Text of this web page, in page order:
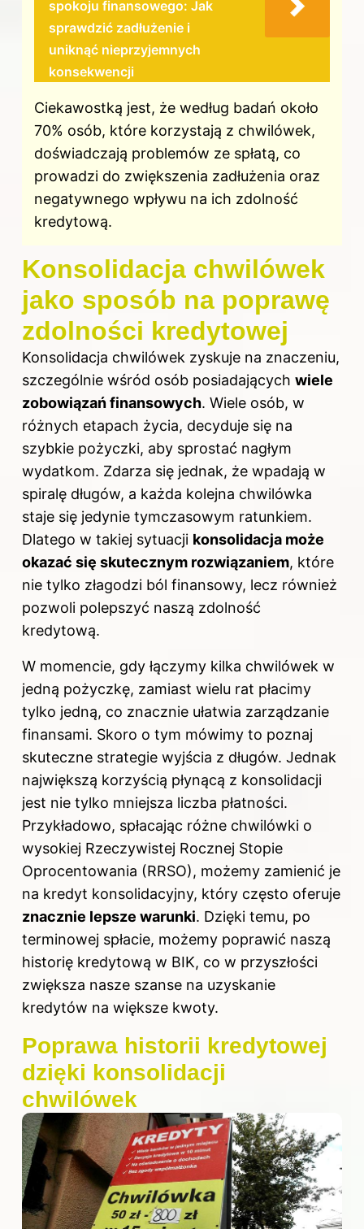
spokoju finansowego: Jak
sprawdzić zadłużenie i
uniknąć nieprzyjemnych
konsekwencji
Ciekawostką jest, że według badań około
70% osób, które korzystają z chwilówek,
doświadczają problemów ze spłatą, co
prowadzi do zwiększenia zadłużenia oraz
negatywnego wpływu na ich zdolność
kredytową.
Konsolidacja chwilówek
jako sposób na poprawę
zdolności kredytowej
Konsolidacja chwilówek zyskuje na znaczeniu,
szczególnie wśród osób posiadających wiele
zobowiązań finansowych. Wiele osób, w
różnych etapach życia, decyduje się na
szybkie pożyczki, aby sprostać nagłym
wydatkom. Zdarza się jednak, że wpadają w
spiralę długów, a każda kolejna chwilówka
staje się jedynie tymczasowym ratunkiem.
Dlatego w takiej sytuacji konsolidacja może
okazać się skutecznym rozwiązaniem, które
nie tylko złagodzi ból finansowy, lecz również
pozwoli polepszyć naszą zdolność
kredytową.
W momencie, gdy łączymy kilka chwilówek w
jedną pożyczkę, zamiast wielu rat płacimy
tylko jedną, co znacznie ułatwia zarządzanie
finansami. Skoro o tym mówimy to poznaj
skuteczne strategie wyjścia z długów. Jednak
największą korzyścią płynącą z konsolidacji
jest nie tylko mniejsza liczba płatności.
Przykładowo, spłacając różne chwilówki o
wysokiej Rzeczywistej Rocznej Stopie
Oprocentowania (RRSO), możemy zamienić je
na kredyt konsolidacyjny, który często oferuje
znacznie lepsze warunki. Dzięki temu, po
terminowej spłacie, możemy poprawić naszą
historię kredytową w BIK, co w przyszłości
zwiększa nasze szanse na uzyskanie
kredytów na większe kwoty.
Poprawa historii kredytowej
dzięki konsolidacji
chwilówek